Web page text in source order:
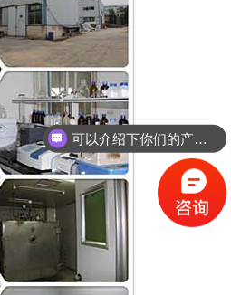
可以介绍下你们的产品么？